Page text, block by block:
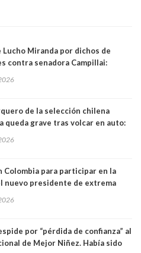
Lucho Miranda por dichos de
contra senadora Campillai:
dignidad"
de la selección chilena
queda grave tras volcar en auto:
Colombia para participar en la
nuevo presidente de extrema
por “pérdida de confianza” al
de Mejor Niñez. Había sido